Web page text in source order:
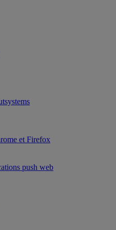
et Firefox
push web